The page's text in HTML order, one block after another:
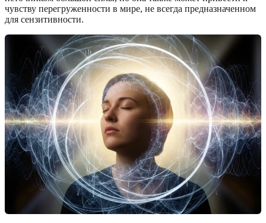
чувству перегруженности в мире, не всегда предназначенном
для сензитивности.